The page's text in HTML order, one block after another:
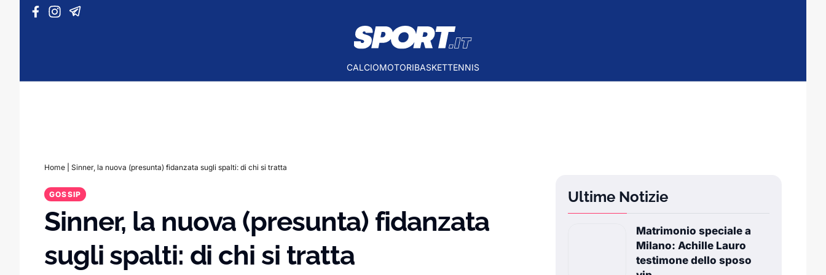
Vai al contenuto
CALCIOMOTORIBASKETTENNIS
Home Sinner, la nuova (presunta) fidanzata sugli spalti: di chi si tratta
GOSSIP
Sinner, la nuova (presunta) fidanzata
sugli spalti: di chi si tratta
Ultime Notizie
Matrimonio speciale a
Milano: Achille Lauro
testimone dello sposo